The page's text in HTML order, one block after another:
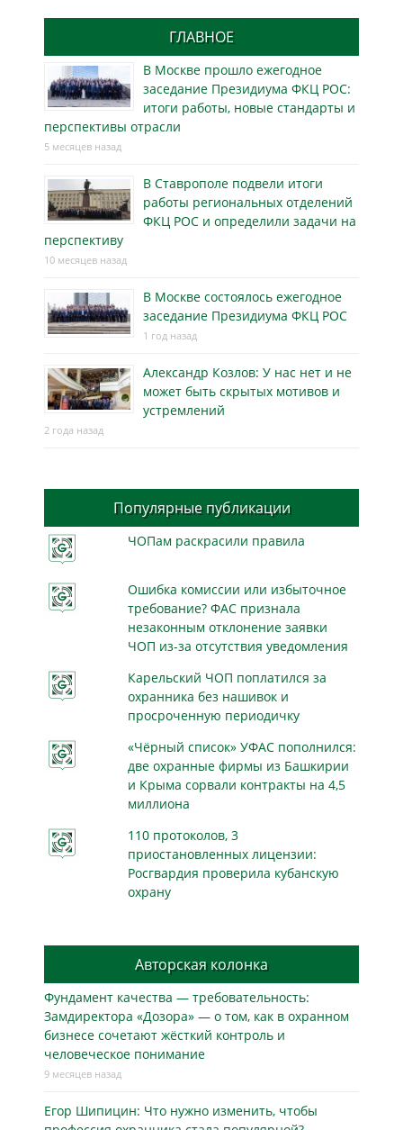
ГЛАВНОЕ
В Москве прошло ежегодное
заседание Президиума ФКЦ РОС:
итоги работы, новые стандарты и
перспективы отрасли
5 месяцев назад
В Ставрополе подвели итоги
работы региональных отделений
ФКЦ РОС и определили задачи на
перспективу
10 месяцев назад
В Москве состоялось ежегодное
заседание Президиума ФКЦ РОС
1 год назад
Александр Козлов: У нас нет и не
может быть скрытых мотивов и
устремлений
2 года назад
Популярные публикации
ЧОПам раскрасили правила
Ошибка комиссии или избыточное
требование? ФАС признала
незаконным отклонение заявки
ЧОП из-за отсутствия уведомления
Карельский ЧОП поплатился за
охранника без нашивок и
просроченную периодичку
«Чёрный список» УФАС пополнился:
две охранные фирмы из Башкирии
и Крыма сорвали контракты на 4,5
миллиона
110 протоколов, 3
приостановленных лицензии:
Росгвардия проверила кубанскую
охрану
Авторская колонка
Фундамент качества — требовательность:
Замдиректора «Дозора» — о том, как в охранном
бизнесe сочетают жёсткий контроль и
человеческое понимание
9 месяцев назад
Егор Шипицин: Что нужно изменить, чтобы